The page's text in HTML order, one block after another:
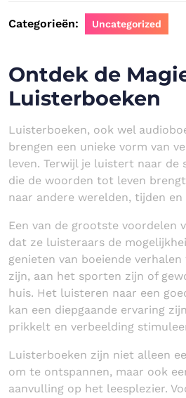
Categorieën: Uncategorized
Ontdek de
Luisterboeken
Luisterboeken, ook wel
brengen een unieke vorm van
leven. Terwijl je luistert naar de
die de woorden tot leven
naar andere werelden, tijden en
Een van de grootste voordelen
dat ze luisteraars de
genieten van boeiende
zijn, aan het sporten zijn of
huis. Het luisteren naar een
kan een diepgaande ervaring
prikkelt en verbeelding
Luisterboeken zijn niet alleen
om te ontspannen, maar ook
aanvulling op het leesplezier.